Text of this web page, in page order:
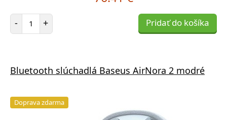
- Počet položiek
+ Pridať do košíka
Bluetooth slúchadlá Baseus AirNora 2 modré
Doprava zdarma